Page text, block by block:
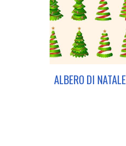
ALBERO DI NATALE